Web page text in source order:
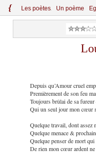
{ Les poètes Un poème
Depuis qu’Amour cruel
Premièrement de son feu
Toujours brûlai de sa
Qui un seul jour mon cœur
Quelque travail, dont assez
Quelque menace &
Quelque penser de mort
De rien mon cœur ardent ne